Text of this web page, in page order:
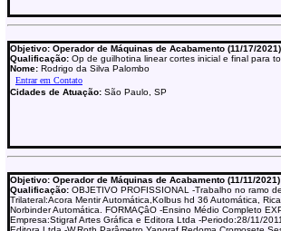
Objetivo: Operador de Máquinas de Acabamento (11/17/2021)
Qualificação: Op de guilhotina linear cortes inicial e final para
Nome: Rodrigo da Silva Palombo
Cidades de Atuação: São Paulo, SP
Objetivo: Operador de Máquinas de Acabamento (11/11/2021)
Qualificação: OBJETIVO PROFISSIONAL -Trabalho no ramo
Trilateral:Acora Mentir Automática,Kolbus hd 36 Automática,
Norbinder Automática. FORMAÇâO -Ensino Médio Completo
Empresa:Stigraf Artes Gráfica e Editora Ltda -Periodo:28/11/